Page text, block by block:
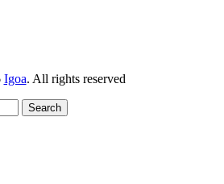
Igoa. All rights reserved
Search